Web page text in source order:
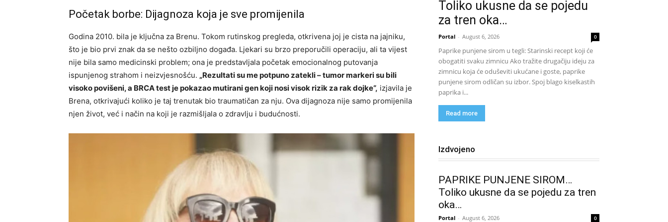
Početak borbe: Dijagnoza koja je sve promijenila
Godina 2010. bila je ključna za Brenu. Tokom rutinskog pregleda, otkrivena joj je cista na jajniku,
što je bio prvi znak da se nešto ozbiljno događa. Ljekari su brzo preporučili operaciju, ali ta vijest
nije bila samo medicinski problem; ona je predstavljala početak emocionalnog putovanja
ispunjenog strahom i neizvjesnošću. „Rezultati su me potpuno zatekli – tumor markeri su bili
visoko povišeni, a BRCA test je pokazao mutirani gen koji nosi visok rizik za rak dojke“, izjavila je
Brena, otkrivajući koliko je taj trenutak bio traumatičan za nju. Ova dijagnoza nije samo promijenila
njen život, već i način na koji je razmišljala o zdravlju i budućnosti.
Toliko ukusne da se pojedu
za tren oka…
Portal - August 6, 2026 0
Paprike punjene sirom u tegli: Starinski recept koji će
obogatiti svaku zimnicu Ako tražite drugačiju ideju za
zimnicu koja će oduševiti ukućane i goste, paprike
punjene sirom odličan su izbor. Spoj blago kiselkastih
paprika i...
Read more
Izdvojeno
PAPRIKE PUNJENE SIROM…
Toliko ukusne da se pojedu za tren
oka…
Portal - August 6, 2026 0